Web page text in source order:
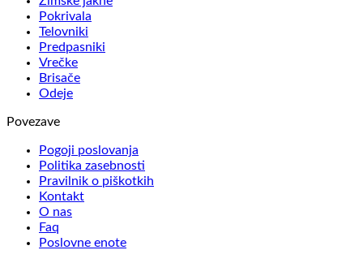
Pokrivala
Telovniki
Predpasniki
Vrečke
Brisače
Odeje
Povezave
Pogoji poslovanja
Politika zasebnosti
Pravilnik o piškotkih
Kontakt
O nas
Faq
Poslovne enote